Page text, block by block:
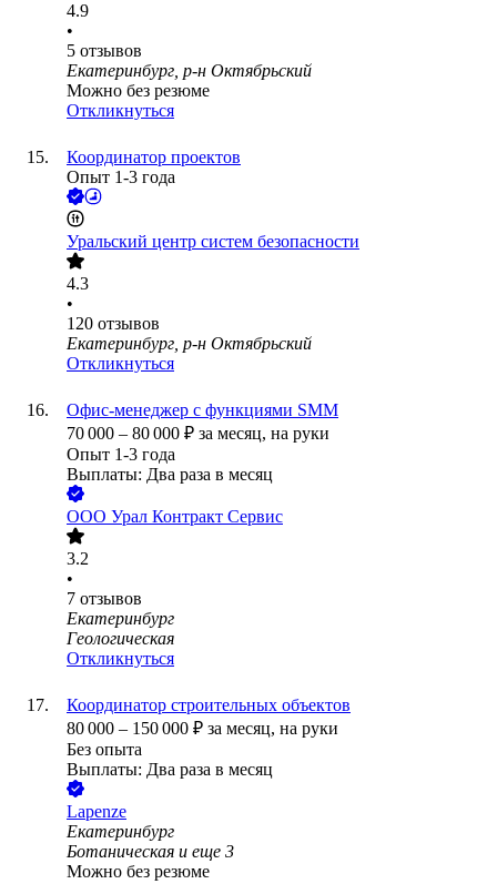
4.9
•
5 отзывов
Екатеринбург, р-н Октябрьский
Можно без резюме
Откликнуться
Координатор проектов
Опыт 1-3 года
Уральский центр систем безопасности
4.3
•
120 отзывов
Екатеринбург, р-н Октябрьский
Откликнуться
Офис-менеджер с функциями SMM
70 000 – 80 000 ₽ за месяц, на руки
Опыт 1-3 года
Выплаты: Два раза в месяц
ООО Урал Контракт Сервис
3.2
•
7 отзывов
Екатеринбург
Геологическая
Откликнуться
Координатор строительных объектов
80 000 – 150 000 ₽ за месяц, на руки
Без опыта
Выплаты: Два раза в месяц
Lapenze
Екатеринбург
Ботаническая и еще 3
Можно без резюме